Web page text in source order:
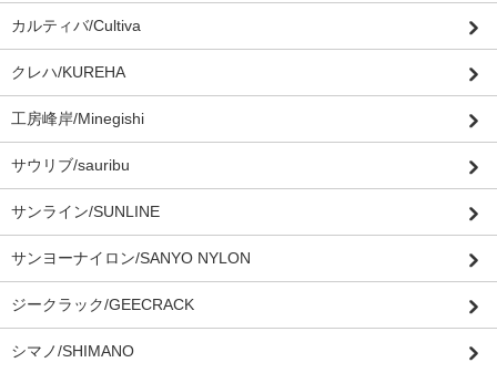
カルティバ/Cultiva
クレハ/KUREHA
工房峰岸/Minegishi
サウリブ/sauribu
サンライン/SUNLINE
サンヨーナイロン/SANYO NYLON
ジークラック/GEECRACK
シマノ/SHIMANO